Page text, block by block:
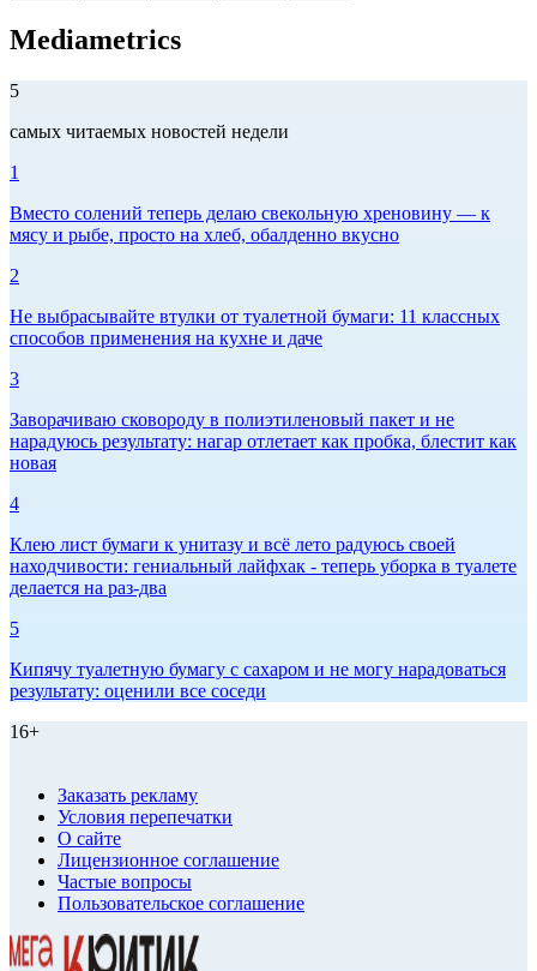
Mediametrics
5
самых читаемых новостей недели
1
Вместо солений теперь делаю свекольную хреновину — к
мясу и рыбе, просто на хлеб, обалденно вкусно
2
Не выбрасывайте втулки от туалетной бумаги: 11 классных
способов применения на кухне и даче
3
Заворачиваю сковороду в полиэтиленовый пакет и не
нарадуюсь результату: нагар отлетает как пробка, блестит как
новая
4
Клею лист бумаги к унитазу и всё лето радуюсь своей
находчивости: гениальный лайфхак - теперь уборка в туалете
делается на раз-два
5
Кипячу туалетную бумагу с сахаром и не могу нарадоваться
результату: оценили все соседи
16+
Заказать рекламу
Условия перепечатки
О сайте
Лицензионное соглашение
Частые вопросы
Пользовательское соглашение